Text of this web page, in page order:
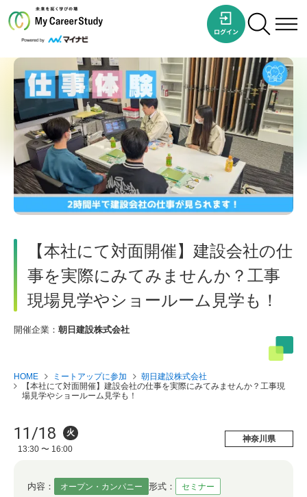
【本社にて対面開催】建設会社の仕
事を実際にみてみませんか？工事
現場見学やショールーム見学も！
開催企業： 朝日建設株式会社
HOME ミートアップに参加
朝日建設株式会社
【本社にて対面開催】建設会社の仕事を実際にみてみませんか？工事現
場見学やショールーム見学も！
神奈川県
11/18
火
13:30 〜 16:00
内容： オープン・カンパニー 形式： セミナー